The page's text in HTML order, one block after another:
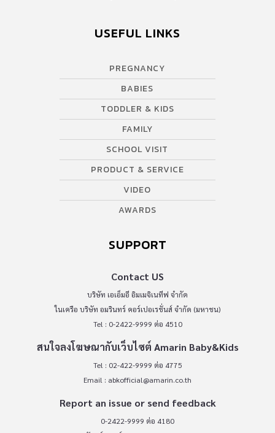
USEFUL LINKS
PREGNANCY
BABIES
TODDLER & KIDS
FAMILY
SCHOOL VISIT
PRODUCT & SERVICE
VIDEO
AWARDS
SUPPORT
Contact US
บริษัท เอเอ็มอี อิมเมจิเนทีฟ จำกัด
ในเครือ บริษัท อมรินทร์ คอร์เปอเรชั่นส์ จำกัด (มหาชน)
Tel : 0-2422-9999 ต่อ 4510
สนใจลงโฆษณากับเว็บไซต์ Amarin Baby&Kids
Tel : 02-422-9999 ต่อ 4775
Email : abkofficial@amarin.co.th
Report an issue or send feedback
0-2422-9999 ต่อ 4180